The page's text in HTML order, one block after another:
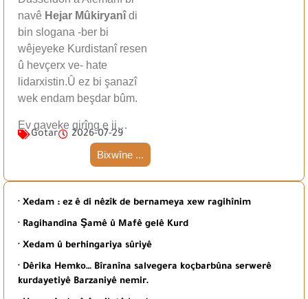
navê Hejar Mûkiryanîdi
bin slogana -ber bi
wêjeyeke Kurdistanî resen
û hevçerx ve- hate
lidarxistin.Û ez bi şanazî
wek endam beşdar bûm.
Ev gaveke girîng e ji…
Gotar 2026-07-29
Bixwîne ...
· Xedam : ez ê di nêzîk de bernameya xew ragihînim
· Ragihandina Şamê û Mafê gelê Kurd
· Xedam û berhingariya sûriyê
· Dêrika Hemko… Bîranîna salvegera koçbarbûna serwerê
kurdayetiyê Barzaniyê nemir.